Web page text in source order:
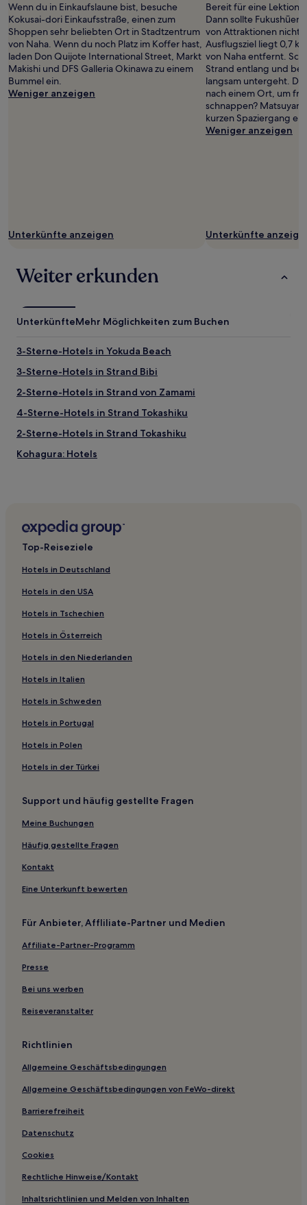
Wenn du in Einkaufslaune bist, besuche
Kokusai-dori Einkaufsstraße, einen zum
Shoppen sehr beliebten Ort in Stadtzentrum
von Naha. Wenn du noch Platz im Koffer hast,
laden Don Quijote International Street, Markt
Makishi und DFS Galleria Okinawa zu einem
Bummel ein.
Weniger anzeigen
Unterkünfte anzeigen
Bereit für eine Lektion
Dann sollte
von Attraktionen nicht
Ausflugsziel liegt 0,7
von Naha entfernt.
Strand entlang und
langsam untergeht.
nach einem Ort, um
schnappen?
kurzen Spaziergang
Weniger anzeigen
Unterkünfte
Weiter erkunden
UnterkünfteMehr Möglichkeiten zum Buchen
3-Sterne-Hotels in Yokuda Beach
3-Sterne-Hotels in Strand Bibi
2-Sterne-Hotels in Strand von Zamami
4-Sterne-Hotels in Strand Tokashiku
2-Sterne-Hotels in Strand Tokashiku
Kohagura: Hotels
Shitahaku: Hotels
Iha: Hotels
Nashiro: Hotels
Hotels nahe Jachthafen von Ginowan
Hotels nahe Iso Castle Ruins
Shikina: Hotels
Kokuba: Hotels
Ashimine: Hotels
Kumoji: Hotels
Inamine: Hotels
Hotels nahe Manko Waterbird and Wetland Center
Hotels nahe Station Asato
Hotels nahe Station Naha Airport
Stadtzentrum von Naha: Hotels
Shikiya: Hotels
Kanera: Hotels
Präfektur Okinawa: Hotels
Yonabaru Hotels
Makiminato: Hotels
Onaga: Hotels
Hotels nahe Okinawa World
Hotels nahe Station Makishi
Ferienwohnungen in Yomitan
Gasthäuser in Uruma
Ferienwohnungen in Naha
Villen in Strand Odomari
Gasthäuser in Strand Tomai-hama
Ferienwohnungen in Westküste von Okinawa
Aparthotels in Strand Bibi
Ferienwohnungen in Strand von Zamami
Top-Reiseziele
Hotels in Deutschland
Hotels in den USA
Hotels in Tschechien
Hotels in Österreich
Hotels in den Niederlanden
Hotels in Italien
Hotels in Schweden
Hotels in Portugal
Hotels in Polen
Hotels in der Türkei
Support und häufig gestellte Fragen
Meine Buchungen
Häufig gestellte Fragen
Kontakt
Eine Unterkunft bewerten
Für Anbieter, Affliliate-Partner und Medien
Affiliate-Partner-Programm
Presse
Bei uns werben
Reiseveranstalter
Richtlinien
Allgemeine Geschäftsbedingungen
Allgemeine Geschäftsbedingungen von FeWo-direkt
Barrierefreiheit
Datenschutz
Cookies
Rechtliche Hinweise/Kontakt
Inhaltsrichtlinien und Melden von Inhalten